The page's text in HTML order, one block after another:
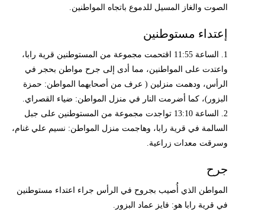
الصوت والغاز المسيل للدموع باتجاه المواطنين.
إعتداء مستوطنين
1. الساعة 11:55 اقتحمت مجموعة من المستوطنين قرية رابا،
واعتدت على المواطنين، مما أدى إلى جرح مواطن بحجر في
الرأس، ودهمت منزلين ( عرف من أصحابهما المواطن: حمزة
البزور)، كما أضرمت النار في منزل المواطن: ضياء القصراي.
2. الساعة 13:10 تواجدت مجموعة من المستوطنين على جبل
السالمة في قرية رابا، وهاجمت منزل المواطن: نسيم علي غنام،
وسرقت معدات زراعية.
جرح
المواطن الذي أُصيب بجروح في الرأس جراء اعتداء مستوطنين
في قرية رابا هو: فايز عماد البزور.